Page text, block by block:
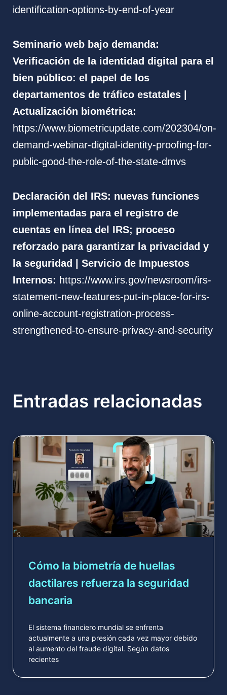
identification-options-by-end-of-year
Seminario web bajo demanda:
Verificación de la identidad digital para el
bien público: el papel de los
departamentos de tráfico estatales |
Actualización biométrica:
https://www.biometricupdate.com/202304/on-
demand-webinar-digital-identity-proofing-for-
public-good-the-role-of-the-state-dmvs
Declaración del IRS: nuevas funciones
implementadas para el registro de
cuentas en línea del IRS; proceso
reforzado para garantizar la privacidad y
la seguridad | Servicio de Impuestos
Internos: https://www.irs.gov/newsroom/irs-
statement-new-features-put-in-place-for-irs-
online-account-registration-process-
strengthened-to-ensure-privacy-and-security
Entradas relacionadas
Cómo la biometría de huellas
dactilares refuerza la seguridad
bancaria
El sistema financiero mundial se enfrenta
actualmente a una presión cada vez mayor debido
al aumento del fraude digital. Según datos
recientes